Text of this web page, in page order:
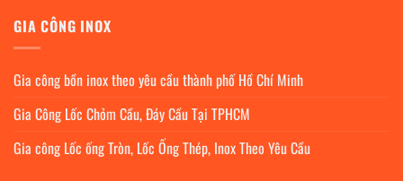
GIA CÔNG INOX
Gia công bồn inox theo yêu cầu thành phố Hồ Chí Minh
Gia Công Lốc Chỏm Cầu, Đáy Cầu Tại TPHCM
Gia công Lốc ống Tròn, Lốc Ống Thép, Inox Theo Yêu Cầu